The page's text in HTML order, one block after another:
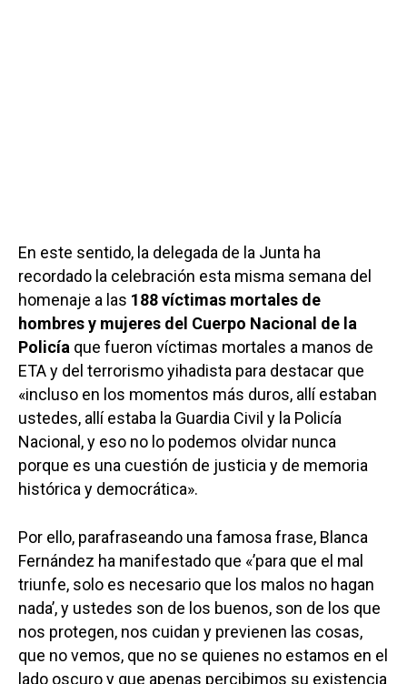
En este sentido, la delegada de la Junta ha
recordado la celebración esta misma semana del
homenaje a las 188 víctimas mortales de
hombres y mujeres del Cuerpo Nacional de la
Policía que fueron víctimas mortales a manos de
ETA y del terrorismo yihadista para destacar que
«incluso en los momentos más duros, allí estaban
ustedes, allí estaba la Guardia Civil y la Policía
Nacional, y eso no lo podemos olvidar nunca
porque es una cuestión de justicia y de memoria
histórica y democrática».
Por ello, parafraseando una famosa frase, Blanca
Fernández ha manifestado que «’para que el mal
triunfe, solo es necesario que los malos no hagan
nada’, y ustedes son de los buenos, son de los que
nos protegen, nos cuidan y previenen las cosas,
que no vemos, que no se quienes no estamos en el
lado oscuro y que apenas percibimos su existencia